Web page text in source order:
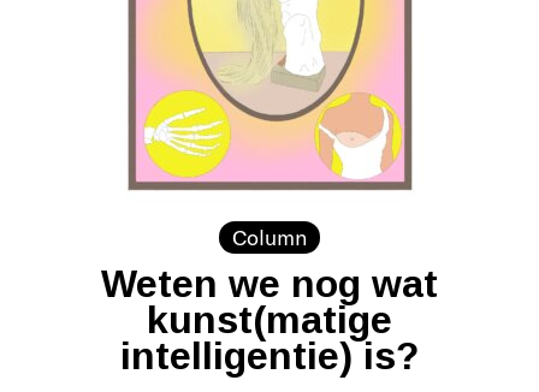
Column
Weten we nog wat
kunst(matige
intelligentie) is?